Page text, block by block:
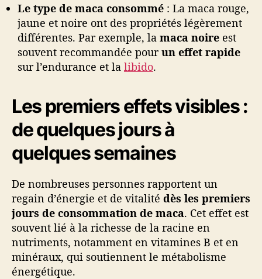
Le type de maca consommé : La maca rouge,
jaune et noire ont des propriétés légèrement
différentes. Par exemple, la maca noire est
souvent recommandée pourun effet rapide
sur l’endurance et la libido.
Les premiers effets visibles :
de quelques jours à
quelques semaines
De nombreuses personnes rapportent un
regain d’énergie et de vitalité dès les premiers
jours de consommation de maca. Cet effet est
souvent lié à la richesse de la racine en
nutriments, notamment en vitamines B et en
minéraux, qui soutiennent le métabolisme
énergétique.